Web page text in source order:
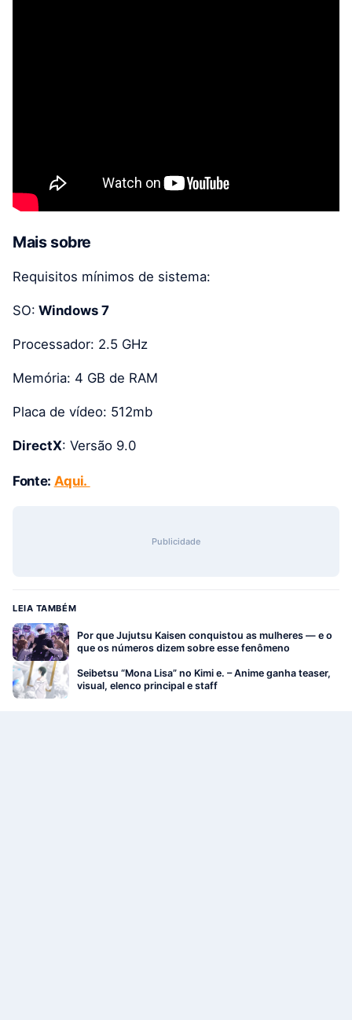
Mais sobre
Requisitos mínimos de sistema:
SO: Windows 7
Processador: 2.5 GHz
Memória: 4 GB de RAM
Placa de vídeo: 512mb
DirectX: Versão 9.0
Fonte: Aqui.
Publicidade
LEIA TAMBÉM
Por que Jujutsu Kaisen conquistou as mulheres — e o
que os números dizem sobre esse fenômeno
Seibetsu “Mona Lisa” no Kimi e. – Anime ganha teaser,
visual, elenco principal e staff